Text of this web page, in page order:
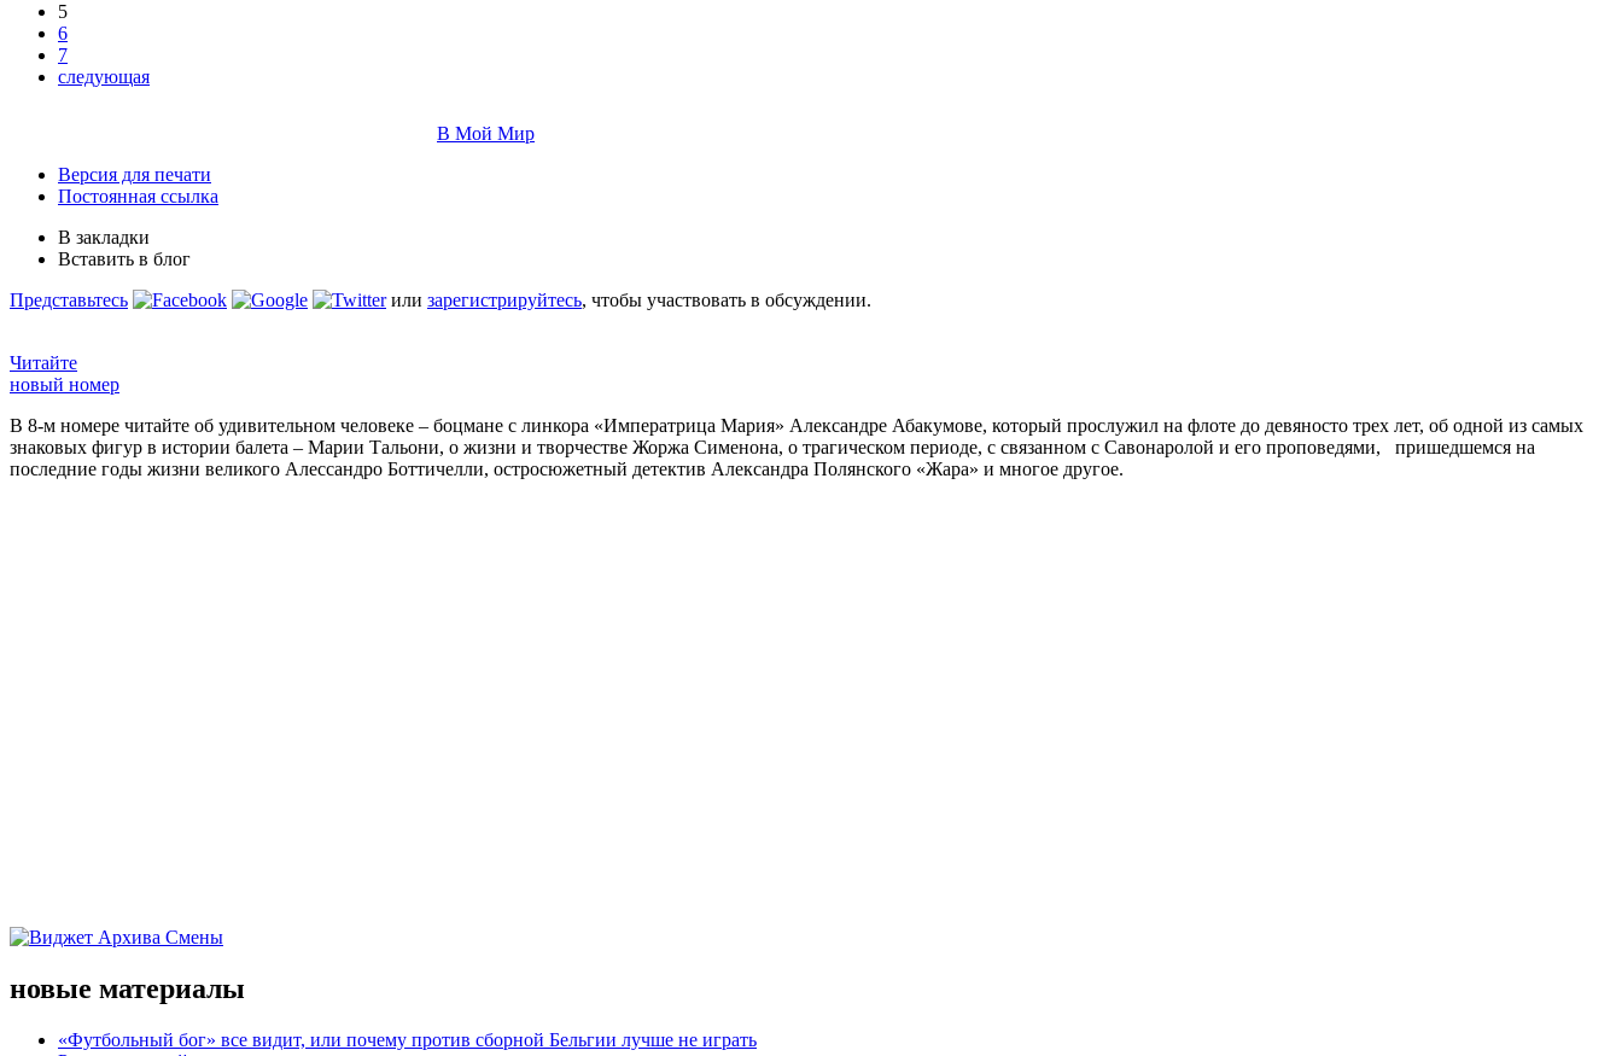
5
6
7
следующая
В Мой Мир
Версия для печати
Постоянная ссылка
В закладки
Вставить в блог
Представьтесь
или зарегистрируйтесь, чтобы участвовать в обсуждении.
Читайте
новый номер
В 8-м номере читайте об удивительном человеке – боцмане с линкора «Императрица Мария» Александре Абакумове, который прослужил на флоте до девяносто трех лет, об одной из самых
знаковых фигур в истории балета – Марии Тальони, о жизни и творчестве Жоржа Сименона, о трагическом периоде, с связанном с Савонаролой и его проповедями, пришедшемся на
последние годы жизни великого Алессандро Боттичелли, остросюжетный детектив Александра Полянского «Жара» и многое другое.
новые материалы
«Футбольный бог» все видит, или почему против сборной Бельгии лучше не играть